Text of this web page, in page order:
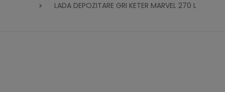
LADA DEPOZITARE GRI KETER MARVEL 270 L